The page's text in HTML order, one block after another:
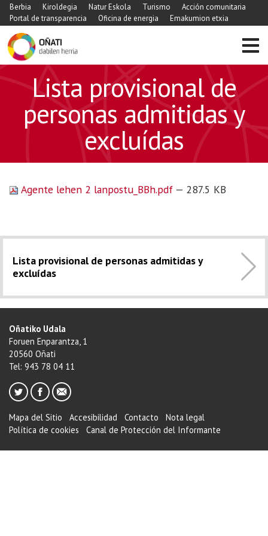
Berbia Kiroldegia Natur Eskola Turismo
Acción comunitaria
Portal de transparencia
Oficina de energia Emakumion etxia
Lista provisional de
personas admitidas y
excluídas
Agente lehen 2 lanpostu_BBh.pdf — 287.5 KB
Lista provisional de personas admitidas y
excluídas
Oñatiko Udala
Foruen Enparantza, 1
20560 Oñati
Tel: 943 78 04 11
Mapa del Sitio Accesibilidad Contacto
Nota legal
Política de cookies
Canal de Protección del Informante